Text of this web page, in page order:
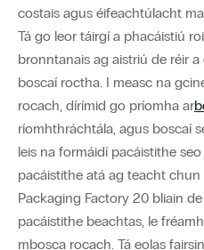
costais agus éifeachtúlacht
Tá go leor táirgí a phacáistiú
bronntanais ag aistriú de réir
boscaí roctha. I measc na
rocach, dírímid go príomha ar
ríomhthráchtála, agus boscaí
leis na formáidí pacáistithe
pacáistithe atá ag teacht
Packaging Factory 20 bliain
pacáistithe beachtas, le
mbosca rocach. Tá eolas